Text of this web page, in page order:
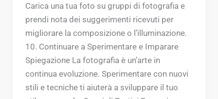
Carica una tua foto su gruppi di fotografia e
prendi nota dei suggerimenti ricevuti per
migliorare la composizione o l’illuminazione.
10. Continuare a Sperimentare e Imparare
Spiegazione La fotografia è un’arte in
continua evoluzione. Sperimentare con nuovi
stili e tecniche ti aiuterà a sviluppare il tuo